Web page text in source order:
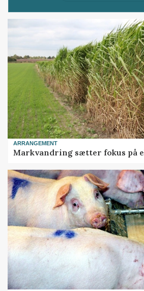
ARRANGEMENT
Markvandring sætter fokus på